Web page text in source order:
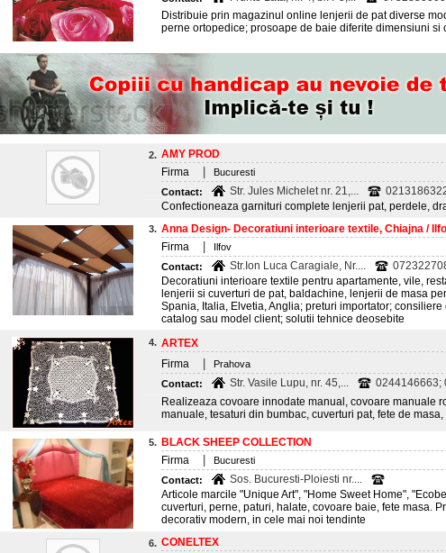
Distribuie prin magazinul online lenjerii de pat diverse
perne ortopedice; prosoape de baie diferite dimensiuni si
2. AMY PROD
Firma
Bucuresti
Contact:
Str. Jules Michelet nr. 21,...
Confectioneaza garnituri complete lenjerii pat, perdele,
3. Anna Design- Decoratiuni interioare textile, Chiajna /
Firma
Ilfov
Contact:
Str.Ion Luca Caragiale, Nr....
Decoratiuni interioare textile pentru apartamente, vile,
lenjerii si cuverturi de pat, baldachine, lenjerii de masa
Spania, Italia, Elvetia, Anglia; preturi importator;
catalog sau model client; solutii tehnice deosebite
4. ARTEX
Firma
Prahova
Contact:
Str. Vasile Lupu, nr. 45,...
0244146663;
Realizeaza covoare innodate manual, covoare manuale
manuale, tesaturi din bumbac, cuverturi pat, fete de
5. BLACK SHEEP COLLECTION
Firma
Bucuresti
Contact:
Sos. Bucuresti-Ploiesti nr....
Articole marcile "Unique Art", "Home Sweet Home",
cuverturi, perne, paturi, halate, covoare baie, fete masa.
decorativ modern, in cele mai noi tendinte
6. CONELTEX